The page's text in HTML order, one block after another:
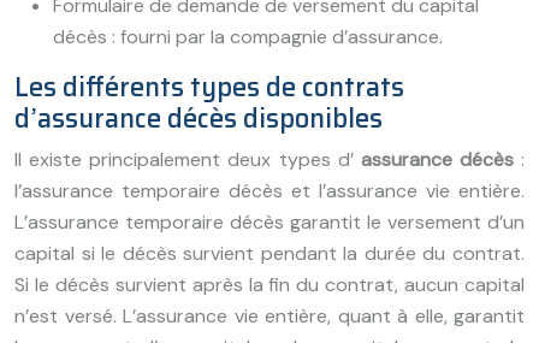
Formulaire de demande de versement du capital
décès : fourni par la compagnie d’assurance.
Les différents types de contrats
d’assurance décès disponibles
Il existe principalement deux types d’ assurance décès :
l’assurance temporaire décès et l’assurance vie entière.
L’assurance temporaire décès garantit le versement d’un
capital si le décès survient pendant la durée du contrat.
Si le décès survient après la fin du contrat, aucun capital
n’est versé. L’assurance vie entière, quant à elle, garantit